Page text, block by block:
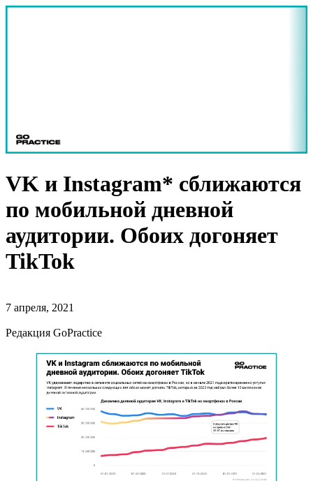
VK и Instagram* сближаются
по мобильной дневной
аудитории. Обоих догоняет
TikTok
7 апреля, 2021
Редакция GoPractice